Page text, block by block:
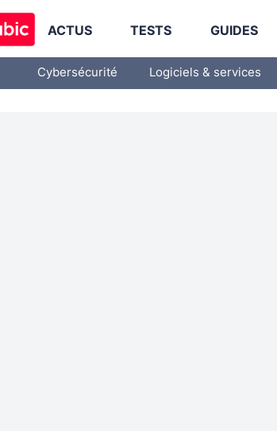
ACTUS TESTS GUIDES
Cybersécurité Logiciels & services